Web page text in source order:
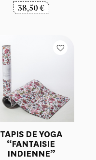
38,50€
TAPIS DE YOGA
“FANTAISIE
INDIENNE”